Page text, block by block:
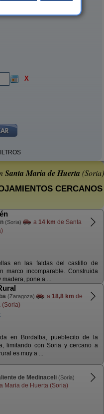
X
Santa Maria de Huerta (Soria)
CERCANOS
(Soria) a 14 km de Santa
en las faldas del castillo de
marco incomparable. Construida
pone a ...
(Zaragoza) a 18,8 km de
(Soria)
en Bordalba, pueblecito de la
limitando con Soria y cercano a
es muy a ...
de Medinaceli (Soria)
Maria de Huerta (Soria)